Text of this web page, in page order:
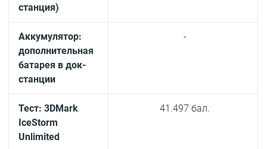
станция)
Аккумулятор:
дополнительная
батарея в док-
станции
-
Тест: 3DMark
IceStorm
Unlimited
41.497 бал.